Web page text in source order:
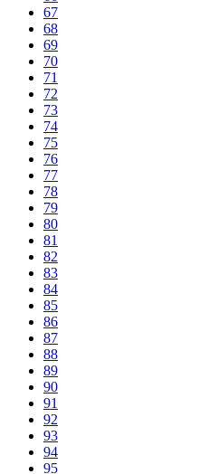
67
68
69
70
71
72
73
74
75
76
77
78
79
80
81
82
83
84
85
86
87
88
89
90
91
92
93
94
95